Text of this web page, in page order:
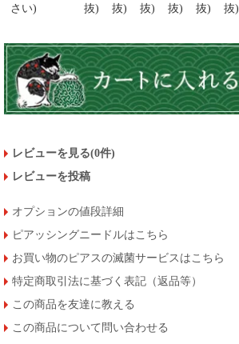
さい)
抜)
抜)
抜)
抜)
抜)
抜)
レビューを見る(0件)
レビューを投稿
オプションの値段詳細
ピアッシングニードルはこちら
お買い物のピアスの滅菌サービスはこちら
特定商取引法に基づく表記（返品等）
この商品を友達に教える
この商品について問い合わせる